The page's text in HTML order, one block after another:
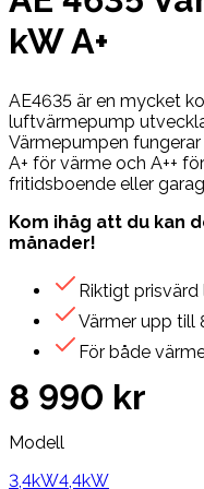
kW A+
AE4635 är en mycket
luftvärmepump
Värmepumpen fungerar
A+ för värme och A++
fritidsboende eller
Kom ihåg att du kan
månader!
Riktigt
Värmer upp till
För både
8 990 kr
Modell
3,4kW4,4kW